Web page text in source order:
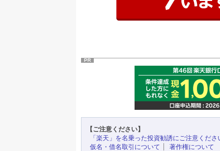
PR
【ご注意ください】
「楽天」を名乗った投資勧誘にご注意くださ
仮名・借名取引について
著作権について